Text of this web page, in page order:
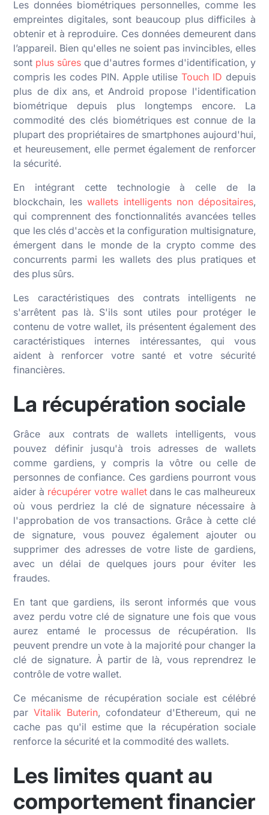
Les données biométriques personnelles, comme les
empreintes digitales, sont beaucoup plus difficiles à
obtenir et à reproduire. Ces données demeurent dans
l’appareil. Bien qu'elles ne soient pas invincibles, elles
sont plus sûresque d'autres formes d'identification, y
compris les codes PIN. Apple utiliseTouch ID depuis
plus de dix ans, et Android propose l'identification
biométrique depuis plus longtemps encore. La
commodité des clés biométriques est connue de la
plupart des propriétaires de smartphones aujourd'hui,
et heureusement, elle permet également de renforcer
la sécurité.
En intégrant cette technologie à celle de la
blockchain, leswallets intelligents non dépositaires,
qui comprennent des fonctionnalités avancées telles
que les clés d'accès et la configuration multisignature,
émergent dans le monde de la crypto comme des
concurrents parmi les wallets des plus pratiques et
des plus sûrs.
Les caractéristiques des contrats intelligents ne
s'arrêtent pas là. S'ils sont utiles pour protéger le
contenu de votre wallet, ils présentent également des
caractéristiques internes intéressantes, qui vous
aident à renforcer votre santé et votre sécurité
financières.
La récupération sociale
Grâce aux contrats de wallets intelligents, vous
pouvez définir jusqu'à trois adresses de wallets
comme gardiens, y compris la vôtre ou celle de
personnes de confiance. Ces gardiens pourront vous
aider à récupérer votre walletdans le cas malheureux
où vous perdriez la clé de signature nécessaire à
l'approbation de vos transactions. Grâce à cette clé
de signature, vous pouvez également ajouter ou
supprimer des adresses de votre liste de gardiens,
avec un délai de quelques jours pour éviter les
fraudes.
En tant que gardiens, ils seront informés que vous
avez perdu votre clé de signature une fois que vous
aurez entamé le processus de récupération. Ils
peuvent prendre un vote à la majorité pour changer la
clé de signature. À partir de là, vous reprendrez le
contrôle de votre wallet.
Ce mécanisme de récupération sociale est célébré
parVitalik Buterin, cofondateur d'Ethereum, qui ne
cache pas qu'il estime que la récupération sociale
renforce la sécurité et la commodité des wallets.
Les limites quant au
comportement financier